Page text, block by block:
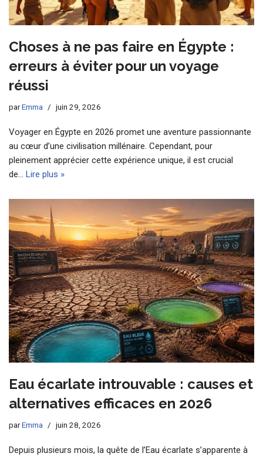
Choses à ne pas faire en Égypte :
erreurs à éviter pour un voyage
réussi
parEmma juin 29, 2026
Voyager en Égypte en 2026 promet une aventure passionnante
au cœur d’une civilisation millénaire. Cependant, pour
pleinement apprécier cette expérience unique, il est crucial
de… Lire plus »
Eau écarlate introuvable : causes et
alternatives efficaces en 2026
parEmma juin 28, 2026
Depuis plusieurs mois, la quête de l’Eau écarlate s’apparente à